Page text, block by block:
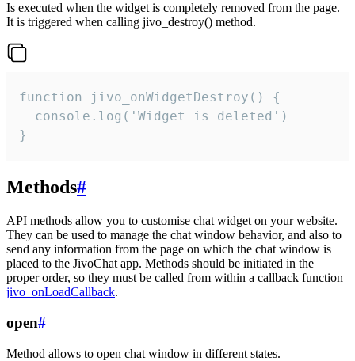
Is executed when the widget is completely removed from the page.
It is triggered when calling jivo_destroy() method.
function jivo_onWidgetDestroy() {
  console.log('Widget is deleted')
}
Methods#
API methods allow you to customise chat widget on your website.
They can be used to manage the chat window behavior, and also to
send any information from the page on which the chat window is
placed to the JivoChat app. Methods should be initiated in the
proper order, so they must be called from within a callback function
jivo_onLoadCallback.
open#
Method allows to open chat window in different states.